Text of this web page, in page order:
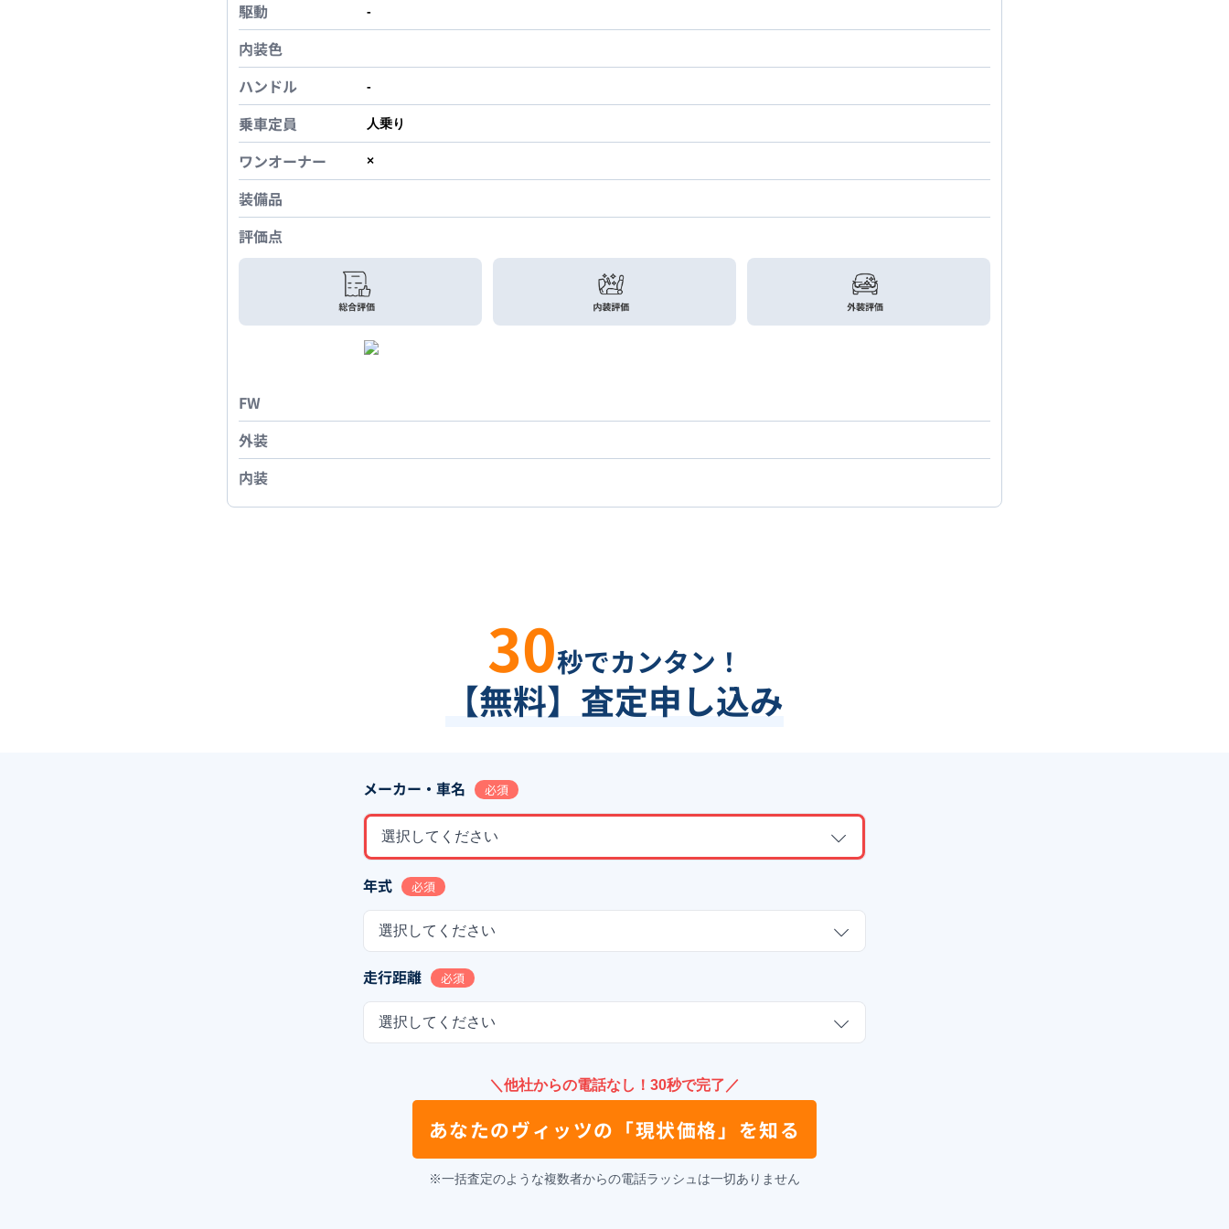
駆動 -
内装色
ハンドル
-
乗車定員 人乗り
ワンオーナー ×
装備品
評価点
FW
外装
内装
30秒でカンタン！
【無料】査定申し込み
メーカー・車名 必須
選択してください
年式 必須
選択してください
走行距離 必須
選択してください
＼他社からの電話なし！30秒で完了／
あなたのヴィッツの 「現状価格」を知る
※一括査定のような複数者からの電話ラッシュは一切ありません